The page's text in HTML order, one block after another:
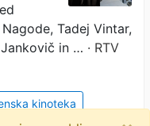
Tadej Vintar,
Jankovič in … · RTV
kinoteka